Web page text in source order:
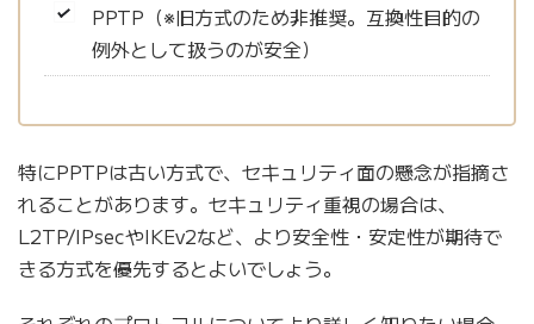
PPTP（※旧方式のため非推奨。互換性目的の
例外として扱うのが安全）
特にPPTPは古い方式で、セキュリティ面の懸念が指摘さ
れることがあります。セキュリティ重視の場合は、
L2TP/IPsecやIKEv2など、より安全性・安定性が期待で
きる方式を優先するとよいでしょう。